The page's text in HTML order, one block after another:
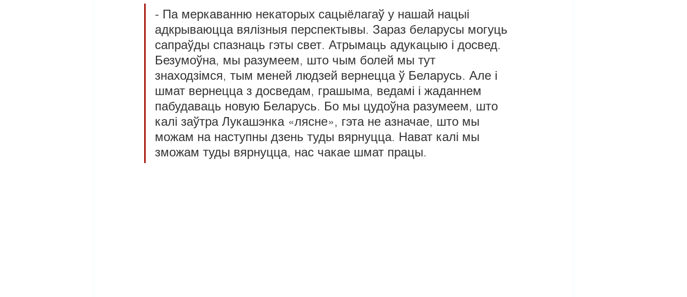
- Па меркаванню некаторых сацыёлагаў у нашай нацыі
адкрываюцца вялізныя перспектывы. Зараз беларусы могуць
сапраўды спазнаць гэты свет. Атрымаць адукацыю і досвед.
Безумоўна, мы разумеем, што чым болей мы тут
знаходзімся, тым меней людзей вернецца ў Беларусь. Але і
шмат вернецца з досведам, грашыма, ведамі і жаданнем
пабудаваць новую Беларусь. Бо мы цудоўна разумеем, што
калі заўтра Лукашэнка «лясне», гэта не азначае, што мы
можам на наступны дзень туды вярнуцца. Нават калі мы
зможам туды вярнуцца, нас чакае шмат працы.